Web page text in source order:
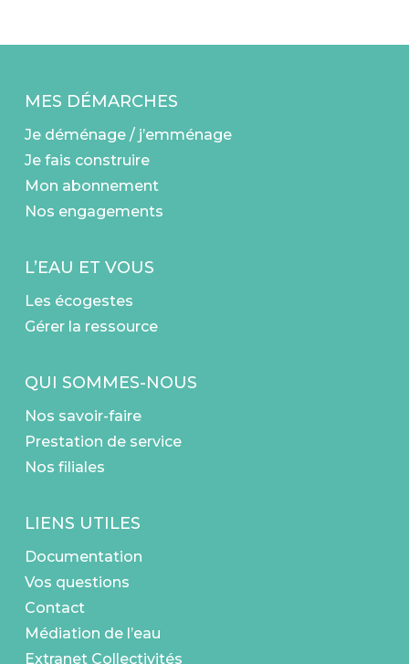
MES DÉMARCHES
Je déménage / j’emménage
Je fais construire
Mon abonnement
Nos engagements
L’EAU ET VOUS
Les écogestes
Gérer la ressource
QUI SOMMES-NOUS
Nos savoir-faire
Prestation de service
Nos filiales
LIENS UTILES
Documentation
Vos questions
Contact
Médiation de l’eau
Extranet Collectivités